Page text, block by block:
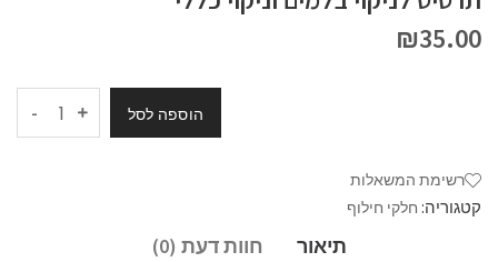
₪35.00
- הוספה לסל
רשימת המשאלות
קטגוריה: חלקי חילוף
תיאור חוות דעת (0)